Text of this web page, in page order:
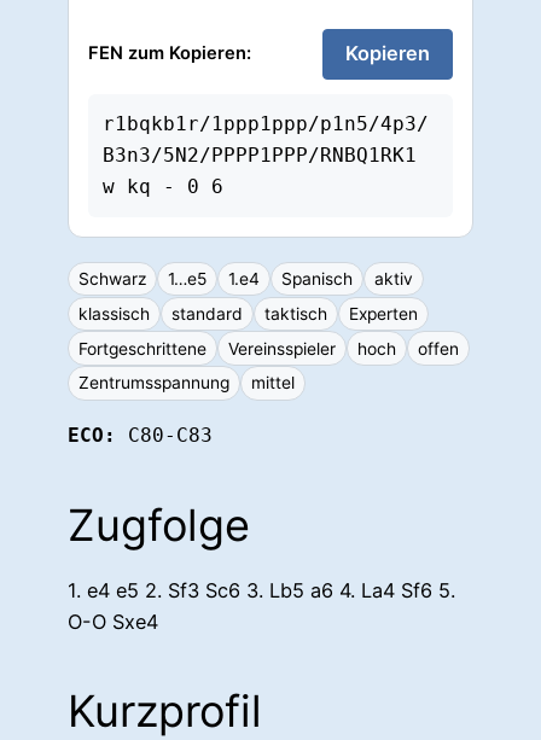
FEN zum Kopieren: Kopieren
r1bqkb1r/1ppp1ppp/p1n5/4p3/
B3n3/5N2/PPPP1PPP/RNBQ1RK1
w kq - 0 6
Schwarz 1…e5 1.e4 Spanisch
aktiv
klassisch
standard taktisch
Experten
Fortgeschrittene
Vereinsspieler hoch
offen
Zentrumsspannung
mittel
ECO: C80-C83
Zugfolge
1. e4 e5 2. Sf3 Sc6 3. Lb5 a6 4. La4 Sf6 5.
O-O Sxe4
Kurzprofil